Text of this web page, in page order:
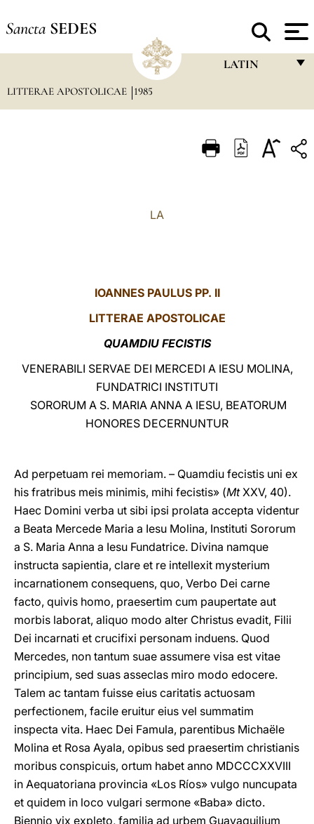
Sancta SEDES
LATIN
ITALIANO
中文
LITTERAE APOSTOLICAE 1985
LA
IOANNES PAULUS PP. II
LITTERAE APOSTOLICAE
QUAMDIU FECISTIS
VENERABILI SERVAE DEI MERCEDI A IESU MOLINA,
FUNDATRICI INSTITUTI
SORORUM A S. MARIA ANNA A IESU, BEATORUM
HONORES DECERNUNTUR
Ad perpetuam rei memoriam. – Quamdiu fecistis uni ex
his fratribus meis minimis, mihi fecistis» (MtXXV, 40).
Haec Domini verba ut sibi ipsi prolata accepta videntur
a Beata Mercede Maria a Iesu Molina, Instituti Sororum
a S. Maria Anna a Iesu Fundatrice. Divina namque
instructa sapientia, clare et re intellexit mysterium
incarnationem consequens, quo, Verbo Dei carne
facto, quivis homo, praesertim cum paupertate aut
morbis laborat, aliquo modo alter Christus evadit, Filii
Dei incarnati et crucifixi personam induens. Quod
Mercedes, non tantum suae assumere visa est vitae
principium, sed suas asseclas miro modo edocere.
Talem ac tantam fuisse eius caritatis actuosam
perfectionem, facile eruitur eius vel summatim
inspecta vita. Haec Dei Famula, parentibus Michaële
Molina et Rosa Ayala, opibus sed praesertim christianis
moribus conspicuis, ortum habet anno MDCCCXXVIII
in Aequatoriana provincia «Los Ríos» vulgo nuncupata
et quidem in loco vulgari sermone «Baba» dicto.
Biennio vix expleto, familia ad urbem Guayaquilium